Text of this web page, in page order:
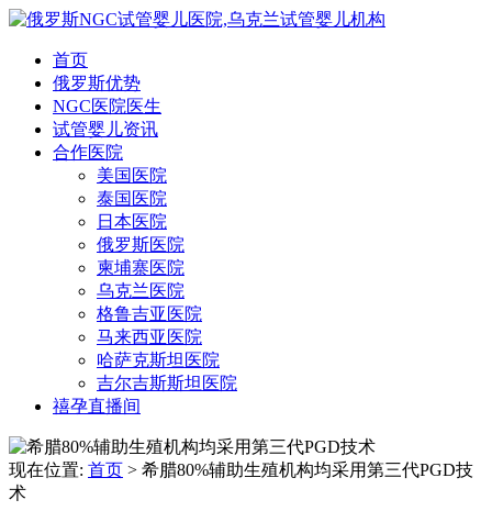
首页
俄罗斯优势
NGC医院医生
试管婴儿资讯
合作医院
美国医院
泰国医院
日本医院
俄罗斯医院
柬埔寨医院
乌克兰医院
格鲁吉亚医院
马来西亚医院
哈萨克斯坦医院
吉尔吉斯斯坦医院
禧孕直播间
现在位置: 首页 > 希腊80%辅助生殖机构均采用第三代PGD技
术